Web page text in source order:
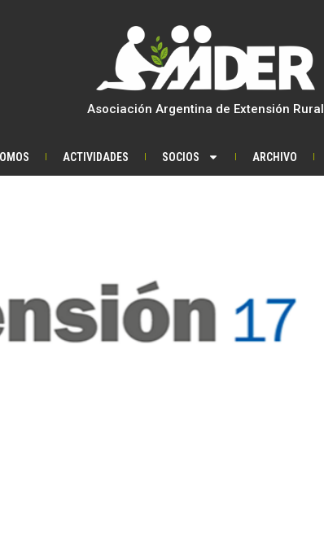
Asociación Argentina de Extensión Rural
ACTIVIDADES SOCIOS ARCHIVO